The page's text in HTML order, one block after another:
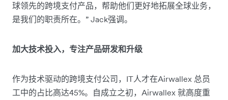
球领先的跨境支付产品，帮助他们更好地拓展全球业务，
是我们的职责所在。” Jack强调。
加大技术投入，专注产品研发和升级
作为技术驱动的跨境支付公司，IT人才在Airwallex 总员
工中的占比高达45%。自成立之初，Airwallex 就高度重